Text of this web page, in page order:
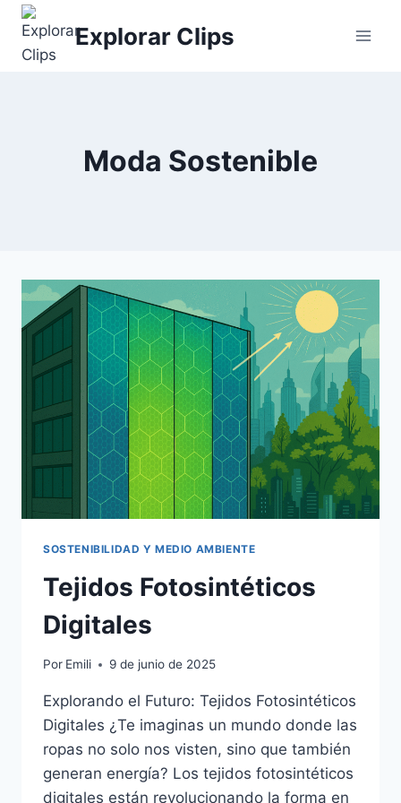
Saltar
contenido
Explorar Clips
Moda Sostenible
SOSTENIBILIDAD Y MEDIO AMBIENTE
Tejidos Fotosintéticos
Digitales
Por Emili 9 de junio de 2025
Explorando el Futuro: Tejidos Fotosintéticos
Digitales ¿Te imaginas un mundo donde las
ropas no solo nos visten, sino que también
generan energía? Los tejidos fotosintéticos
digitales están revolucionando la forma en